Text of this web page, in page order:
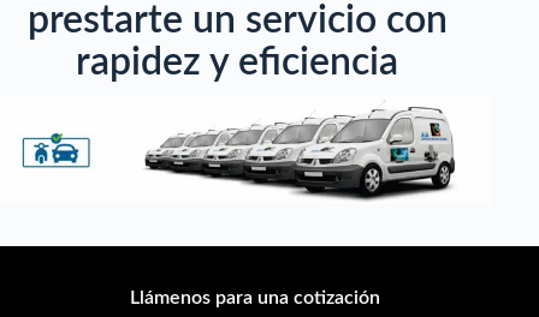
prestarte un servicio con
rapidez y eficiencia
Llámenos para una cotización